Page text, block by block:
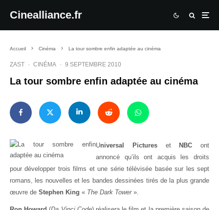
Cinealliance.fr
Accueil Cinéma La tour sombre enfin adaptée au cinéma
ZAST · CINÉMA · 9 SEPTEMBRE 2010
La tour sombre enfin adaptée au cinéma
Universal Pictureset NBC ont
annoncé qu’ils ont acquis les droits
pour développer trois films et une série télévisée basée sur les sept
romans, les nouvelles et les bandes dessinées tirés de la plus grande
œuvre de Stephen King « The Dark Tower ».